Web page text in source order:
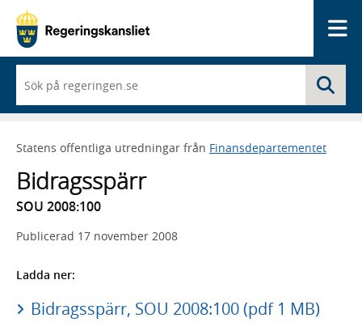
du
börjar
skriva
framträder
lista
med
sökförslag
Statens offentliga utredningar från Finansdepartementet
Bidragsspärr
SOU 2008:100
Publicerad 17 november 2008
Ladda ner:
Bidragsspärr, SOU 2008:100 (pdf 1 MB)